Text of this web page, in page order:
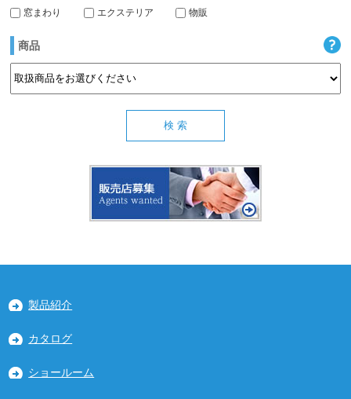
窓まわり エクステリア 物販
商品
製品紹介
カタログ
ショールーム